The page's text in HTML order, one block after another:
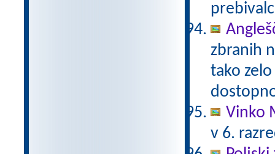
zbranih
tako
Vinko
v 6.